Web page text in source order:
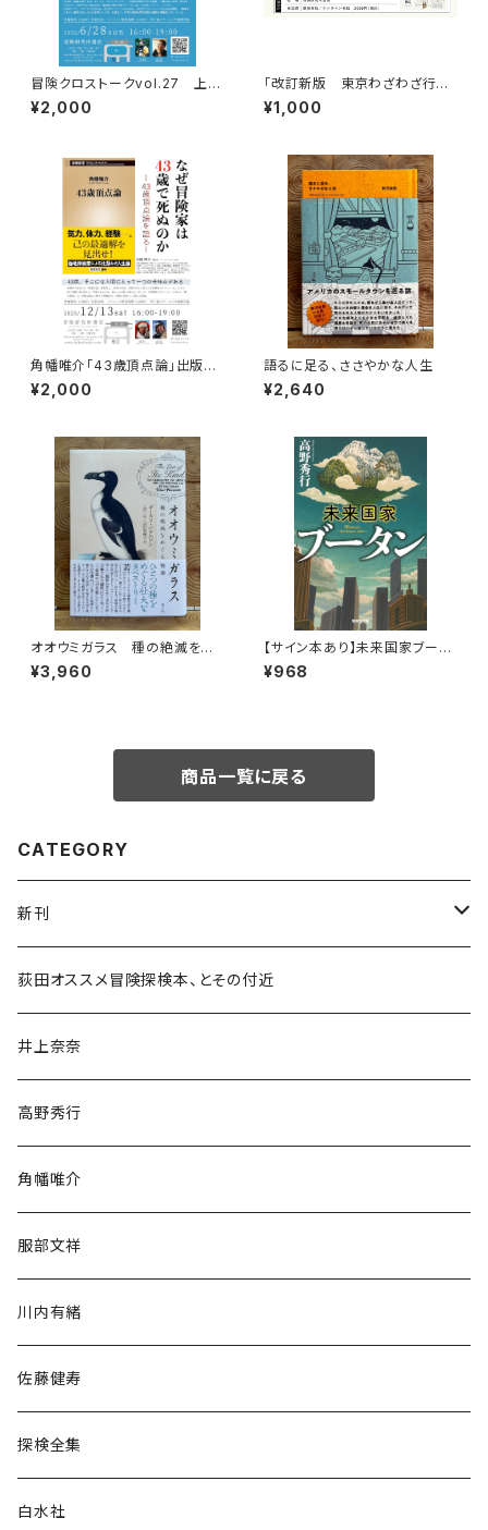
冒険クロストークvol.27 上田
優紀「この星の物語を撮る」録画
視聴権
¥2,000
「改訂新版 東京わざわざ行き
たい街の本屋さん」出版記念ト
ークイベント録画視聴権
¥1,000
角幡唯介「43歳頂点論」出版記
念トークイベント録画視聴権
¥2,000
語るに足る、ささやかな人生
¥2,640
オオウミガラス 種の絶滅をめ
ぐる物語
¥3,960
【サイン本あり】未来国家ブータ
ン
¥968
商品一覧に戻る
CATEGORY
新刊
和書
文学・小説・物語
随筆・ノンフィクション・その他
民族・風習
言語・ことば
荻田オススメ冒険探検本、とその付近
井上奈奈
高野秀行
角幡唯介
服部文祥
川内有緒
佐藤健寿
探検全集
白水社